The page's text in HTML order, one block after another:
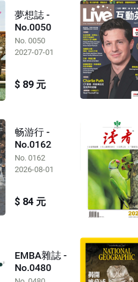
夢想誌 -
No.0050
No. 0050
2027-07-01
$ 89 元
畅游行 -
No.0162
No. 0162
2026-08-01
$ 84 元
EMBA雜誌 -
No.0480